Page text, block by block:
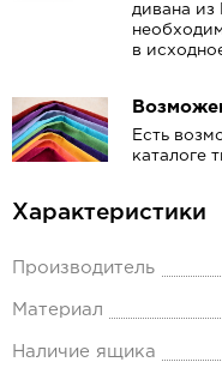
дивана
в
Есть
каталоге
Характеристики
Производитель
Материал
Наличие ящика